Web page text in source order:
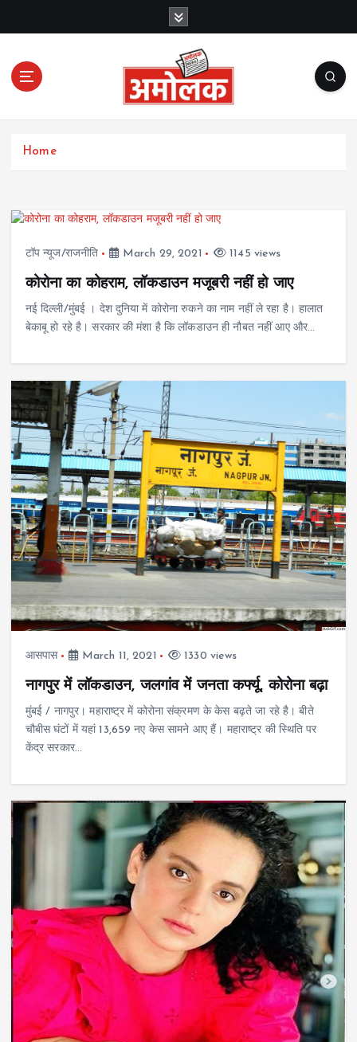
c
Amolak News
Home
टॉप न्यूज/राजनीति March 29, 2021 1145 views
कोरोना का कोहराम, लॉकडाउन मजूबरी नहीं हो जाए
नई दिल्ली/मुंबई । देश दुनिया में कोरोना रुकने का नाम नहीं ले रहा है। हालात
बेकाबू हो रहे है। सरकार की मंशा है कि लॉकडाउन ही नौबत नहीं आए और…
आसपास March 11, 2021 1330 views
नागपुर में लॉकडाउन, जलगांव में जनता कर्फ्यू, कोरोना बढ़ा
मुंबई / नागपुर। महाराष्ट्र में कोरोना संक्रमण के केस बढ़ते जा रहे है। बीते
चौबीस घंटों में यहां 13,659 नए केस सामने आए हैं। महाराष्ट्र की स्थिति पर
केंद्र सरकार…